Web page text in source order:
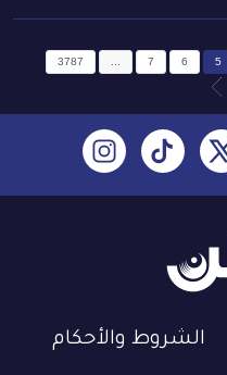
5
6
7
...
3787
الشروط والأحكام